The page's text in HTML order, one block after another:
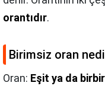
orantıdır.
Birimsiz oran
Oran: Eşit ya da